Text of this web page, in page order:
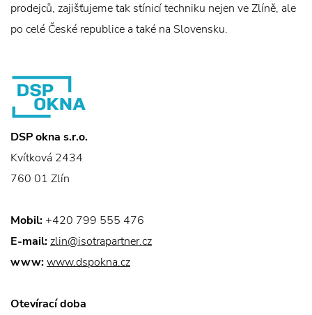
prodejců, zajišťujeme tak stínicí techniku nejen ve Zlíně, ale
po celé České republice a také na Slovensku.
DSP okna s.r.o.
Kvítková 2434
760 01 Zlín
Mobil: +420 799 555 476
E-mail: zlin@isotrapartner.cz
www:www.dspokna.cz
Otevírací doba